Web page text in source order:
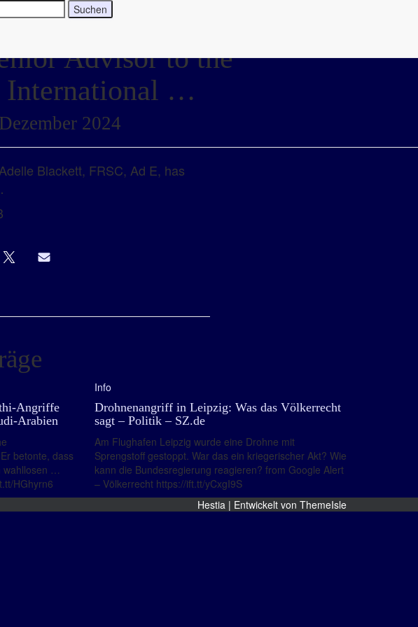
Advisor to the
International …
2024
Blackett, FRSC, Ad E, has
Angriffe
Arabien
betonte, dass
wahllosen …
HGhyrn6
Info
Drohnenangriff in Leipzig: Was das Völkerrecht
sagt – Politik – SZ.de
Am Flughafen Leipzig wurde eine Drohne mit
Sprengstoff gestoppt. War das ein kriegerischer Akt? Wie
kann die Bundesregierung reagieren? from Google Alert
– Völkerrecht https://ift.tt/yCxgI9S
Hestia | Entwickelt von ThemeIsle